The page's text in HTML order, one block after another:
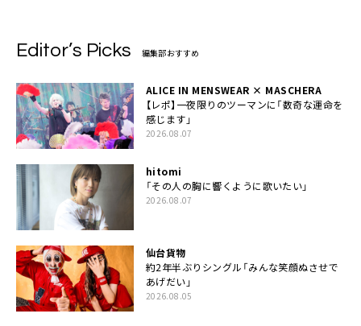
Editor’s Picks 編集部おすすめ
ALICE IN MENSWEAR × MASCHERA
【レポ】一夜限りのツーマンに「数奇な運命を
感じます」
2026.08.07
hitomi
「その人の胸に響くように歌いたい」
2026.08.07
仙台貨物
約2年半ぶりシングル「みんな笑顔ぬさせで
あげだい」
2026.08.05